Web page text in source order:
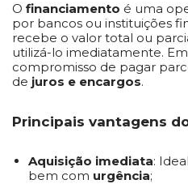
O financiamento é uma
por bancos ou instituições
recebe o valor total ou
utilizá-lo imediatamente.
compromisso de pagar
de juros e encargos.
Principais vantagens
Aquisição imediata:
bem com urgência;